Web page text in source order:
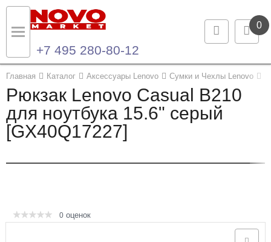
0
+7 495 280-80-12
Главная Каталог Аксессуары Lenovo Сумки и Чехлы Lenovo
Рюкзак Lenovo Casual B210
для ноутбука 15.6" серый
[GX40Q17227]
0 оценок
Назад
Каталог продукции
Ноутбуки и ультрабуки
Серверы и СХД
Назад
Контакты
Контактная информация